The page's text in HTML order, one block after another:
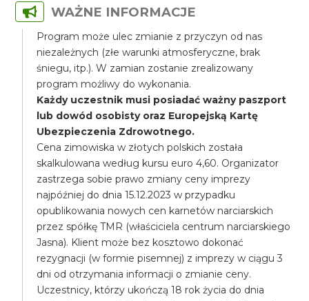
WAŻNE INFORMACJE
Program może ulec zmianie z przyczyn od nas
niezależnych (złe warunki atmosferyczne, brak
śniegu, itp.). W zamian zostanie zrealizowany
program możliwy do wykonania.
Każdy uczestnik musi posiadać ważny paszport
lub dowód osobisty oraz Europejską Kartę
Ubezpieczenia Zdrowotnego.
Cena zimowiska w złotych polskich została
skalkulowana według kursu euro 4,60. Organizator
zastrzega sobie prawo zmiany ceny imprezy
najpóźniej do dnia 15.12.2023 w przypadku
opublikowania nowych cen karnetów narciarskich
przez spółkę TMR (właściciela centrum narciarskiego
Jasna). Klient może bez kosztowo dokonać
rezygnacji (w formie pisemnej) z imprezy w ciągu 3
dni od otrzymania informacji o zmianie ceny.
Uczestnicy, którzy ukończą 18 rok życia do dnia